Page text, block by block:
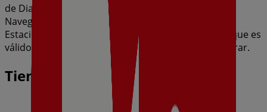
de Dia.
Navega por el último catálogo de Dia en Avenida La
Estación, S/N Nueva Calidad Dia del 05/08 al 11/08 que es
válido del 5/8/2026 al 11/8/2026 y no pares de ahorrar.
Tiendas más cercanas